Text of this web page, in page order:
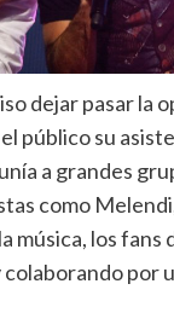
dejar pasar la
público su
a grandes
como
música, los fans
por